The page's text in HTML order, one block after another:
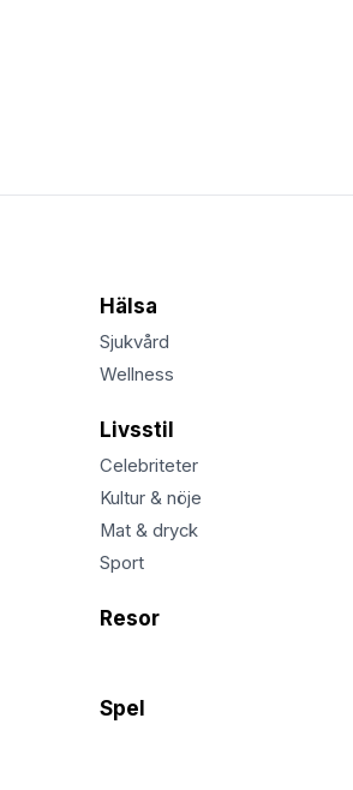
Hälsa
Sjukvård
Wellness
Livsstil
Celebriteter
Kultur & nöje
Mat & dryck
Sport
Resor
Spel